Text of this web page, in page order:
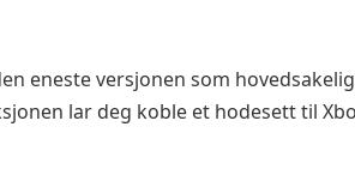
eneste versjonen som
lar deg koble et hodesett til